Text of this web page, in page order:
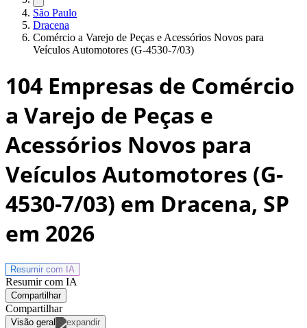
São Paulo
Dracena
Comércio a Varejo de Peças e Acessórios Novos para
Veículos Automotores (G-4530-7/03)
104 Empresas de Comércio
a Varejo de Peças e
Acessórios Novos para
Veículos Automotores (G-
4530-7/03) em Dracena, SP
em 2026
Resumir com IA
Resumir com IA
Compartilhar
Compartilhar
Visão geral